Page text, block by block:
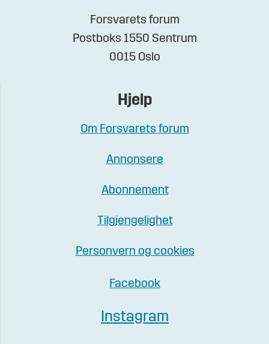
Forsvarets forum
Postboks 1550 Sentrum
0015 Oslo
Hjelp
Om Forsvarets forum
Annonsere
Abonnement
Tilgjengelighet
Personvern og cookies
Facebook
Instagram